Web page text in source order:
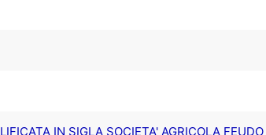
IN SIGLA SOCIETA' AGRICOLA